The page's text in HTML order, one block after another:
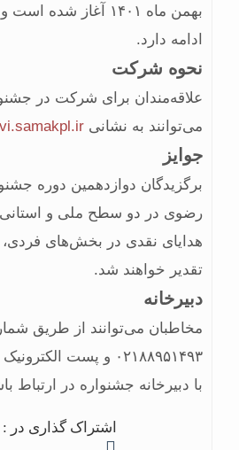
ادامه دارد.
نحوه شرکت
علاقه‌مندان برای شرکت در
می‌توانند به نشانی
جوایز
برگزیدگان دوازدهمین دوره
رضوی در دو سطح ملی و استانی
هدایای نقدی در بخش‌های
تقدیر خواهند شد.
دبیرخانه
مخاطبان می‌توانند از طریق
با دبیرخانه جشنواره در ارتباط
اشتراک گذاری در :